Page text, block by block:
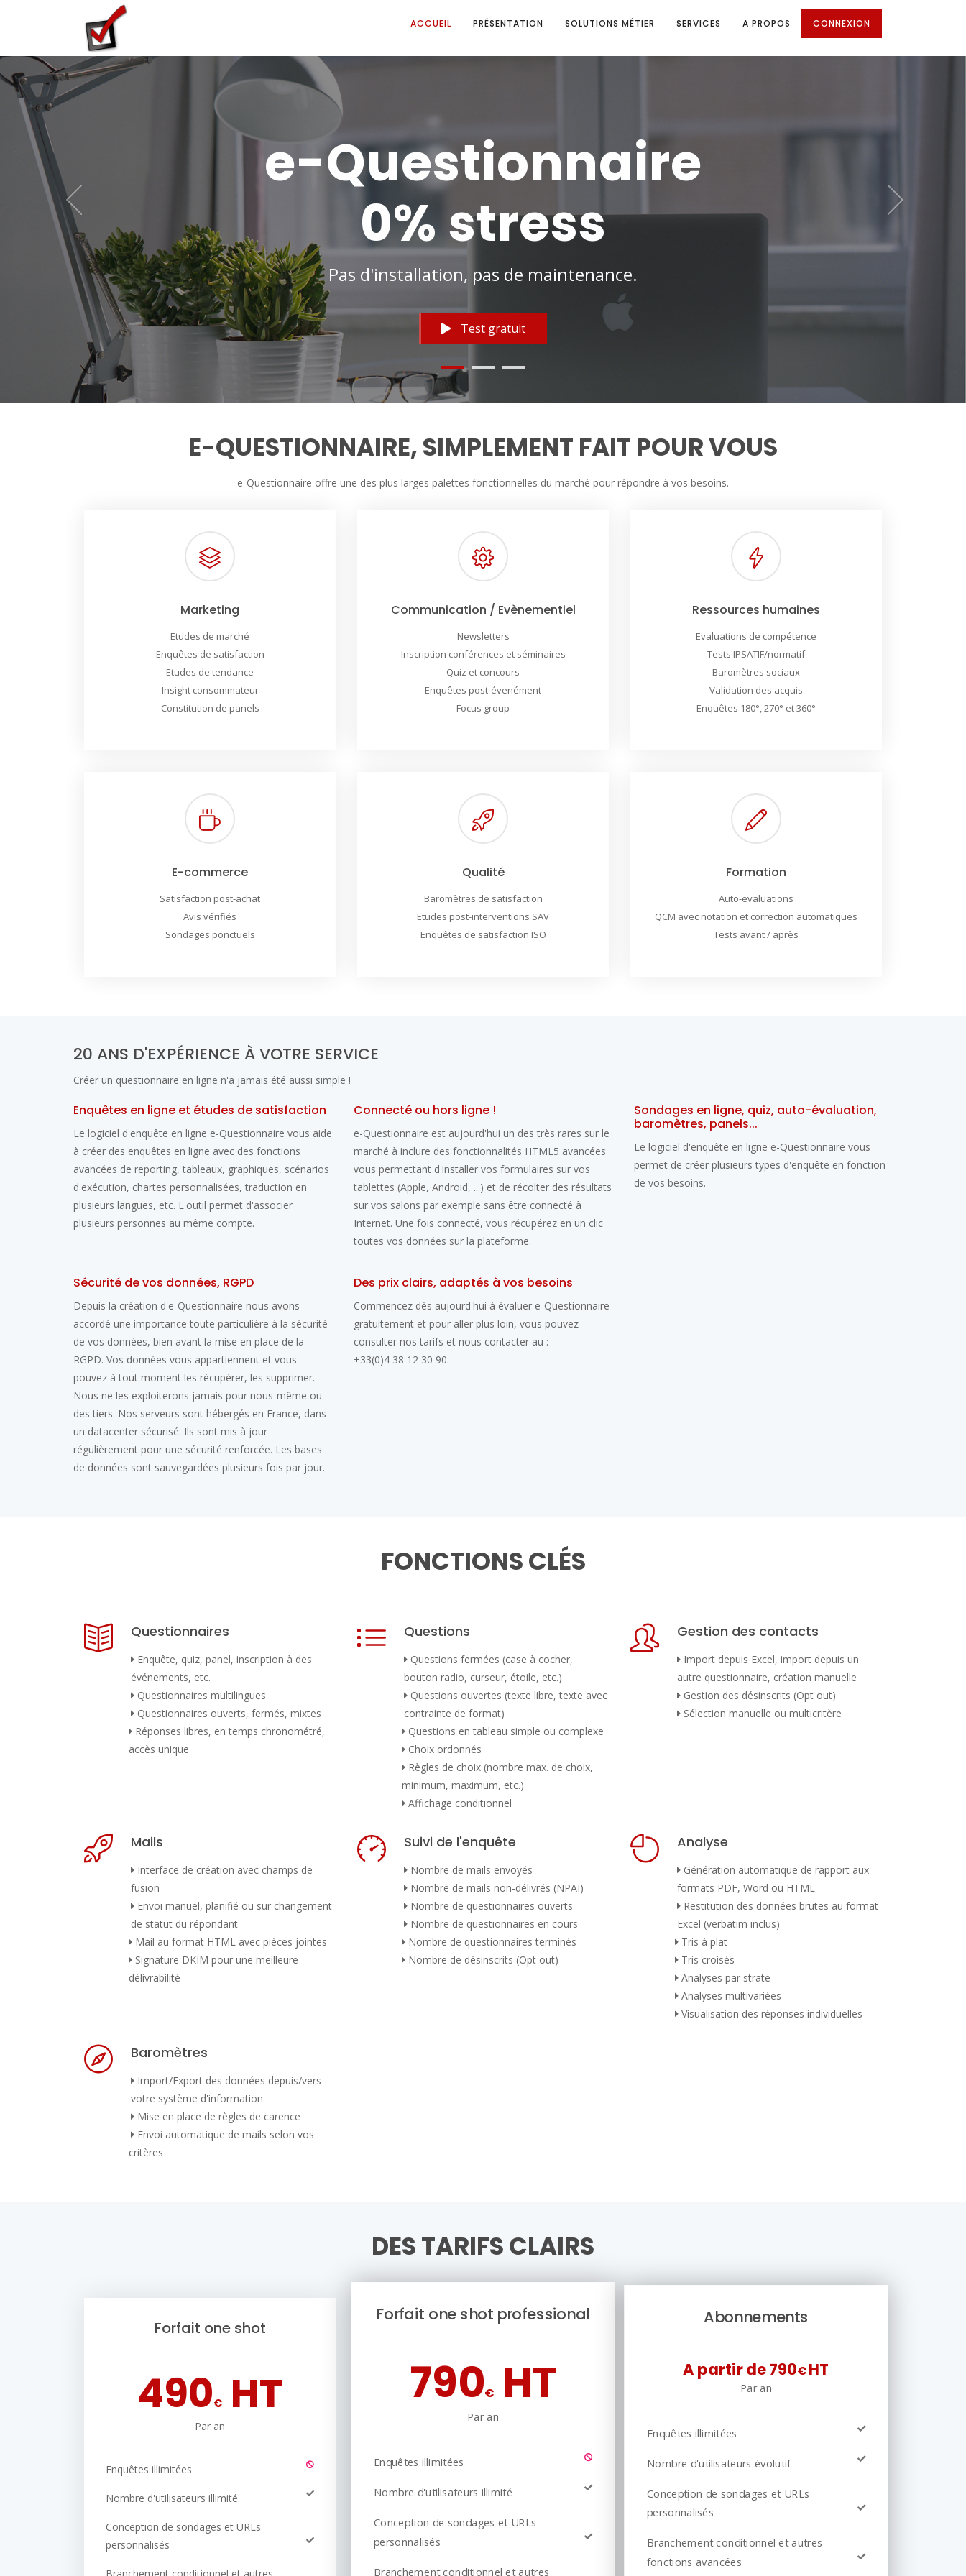
ACCUEIL PRÉSENTATION SOLUTIONS MÉTIER SERVICES A PROPOS CONNEXION
e-Questionnaire
0% flou
Des offres claires, support inclus.
Test gratuit
Previous Next
E-QUESTIONNAIRE, SIMPLEMENT FAIT POUR VOUS
e-Questionnaire offre une des plus larges palettes fonctionnelles du marché pour répondre à vos besoins.
Marketing
Etudes de marché
Enquêtes de satisfaction
Etudes de tendance
Insight consommateur
Constitution de panels
Communication / Evènementiel
Newsletters
Inscription conférences et séminaires
Quiz et concours
Enquêtes post-évenément
Focus group
Ressources humaines
Evaluations de compétence
Tests IPSATIF/normatif
Baromètres sociaux
Validation des acquis
Enquêtes 180°, 270° et 360°
E-commerce
Satisfaction post-achat
Avis vérifiés
Sondages ponctuels
Qualité
Baromètres de satisfaction
Etudes post-interventions SAV
Enquêtes de satisfaction ISO
Formation
Auto-evaluations
QCM avec notation et correction automatiques
Tests avant / après
20 ANS D'EXPÉRIENCE À VOTRE SERVICE
Créer un questionnaire en ligne n'a jamais été aussi simple !
Enquêtes en ligne et études de satisfaction
Le logiciel d'enquête en ligne e-Questionnaire vous aide
à créer des enquêtes en ligne avec des fonctions
avancées de reporting, tableaux, graphiques, scénarios
d'exécution, chartes personnalisées, traduction en
plusieurs langues, etc. L'outil permet d'associer
plusieurs personnes au même compte.
Connecté ou hors ligne !
e-Questionnaire est aujourd'hui un des très rares sur le
marché à inclure des fonctionnalités HTML5 avancées
vous permettant d'installer vos formulaires sur vos
tablettes (Apple, Android, ...) et de récolter des résultats
sur vos salons par exemple sans être connecté à
Internet. Une fois connecté, vous récupérez en un clic
toutes vos données sur la plateforme.
Sondages en ligne, quiz, auto-évaluation,
baromètres, panels...
Le logiciel d'enquête en ligne e-Questionnaire vous
permet de créer plusieurs types d'enquête en fonction
de vos besoins.
Sécurité de vos données, RGPD
Depuis la création d'e-Questionnaire nous avons
accordé une importance toute particulière à la sécurité
de vos données, bien avant la mise en place de la
RGPD. Vos données vous appartiennent et vous
pouvez à tout moment les récupérer, les supprimer.
Nous ne les exploiterons jamais pour nous-même ou
des tiers. Nos serveurs sont hébergés en France, dans
un datacenter sécurisé. Ils sont mis à jour
régulièrement pour une sécurité renforcée. Les bases
de données sont sauvegardées plusieurs fois par jour.
Des prix clairs, adaptés à vos besoins
Commencez dès aujourd'hui à évaluer e-Questionnaire
gratuitement et pour aller plus loin, vous pouvez
consulter nos tarifs et nous contacter au :
+33(0)4 38 12 30 90.
FONCTIONS CLÉS
Questionnaires
Enquête, quiz, panel, inscription à des
événements, etc.
Questionnaires multilingues
Questionnaires ouverts, fermés, mixtes
Réponses libres, en temps chronométré,
accès unique
Questions
Questions fermées (case à cocher,
bouton radio, curseur, étoile, etc.)
Questions ouvertes (texte libre, texte avec
contrainte de format)
Questions en tableau simple ou complexe
Choix ordonnés
Règles de choix (nombre max. de choix,
minimum, maximum, etc.)
Affichage conditionnel
Gestion des contacts
Import depuis Excel, import depuis un
autre questionnaire, création manuelle
Gestion des désinscrits (Opt out)
Sélection manuelle ou multicritère
Mails
Interface de création avec champs de
fusion
Envoi manuel, planifié ou sur changement
de statut du répondant
Mail au format HTML avec pièces jointes
Signature DKIM pour une meilleure
délivrabilité
Suivi de l'enquête
Nombre de mails envoyés
Nombre de mails non-délivrés (NPAI)
Nombre de questionnaires ouverts
Nombre de questionnaires en cours
Nombre de questionnaires terminés
Nombre de désinscrits (Opt out)
Analyse
Génération automatique de rapport aux
formats PDF, Word ou HTML
Restitution des données brutes au format
Excel (verbatim inclus)
Tris à plat
Tris croisés
Analyses par strate
Analyses multivariées
Visualisation des réponses individuelles
Baromètres
Import/Export des données depuis/vers
votre système d'information
Mise en place de règles de carence
Envoi automatique de mails selon vos
critères
DES TARIFS CLAIRS
Forfait one shot
490€ HT
Par an
Enquêtes illimitées
Nombre d'utilisateurs illimité
Conception de sondages et URLs
personnalisés
Forfait one shot professional
790€HT
Par an
Enquêtes illimitées
Nombre d'utilisateurs illimité
Conception de sondages et URLs
personnalisés
Branchement conditionnel et autres
Abonnements
A partir de 790€HT
Par an
Enquêtes illimitées
Nombre d'utilisateurs évolutif
Conception de sondages et URLs
personnalisés
Branchement conditionnel et autres
fonctions avancées